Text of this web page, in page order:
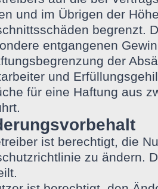
und im Übrigen der
begrenzt.
entgangenen
der
und
für eine Haftung aus
ist berechtigt, die
zu ändern.